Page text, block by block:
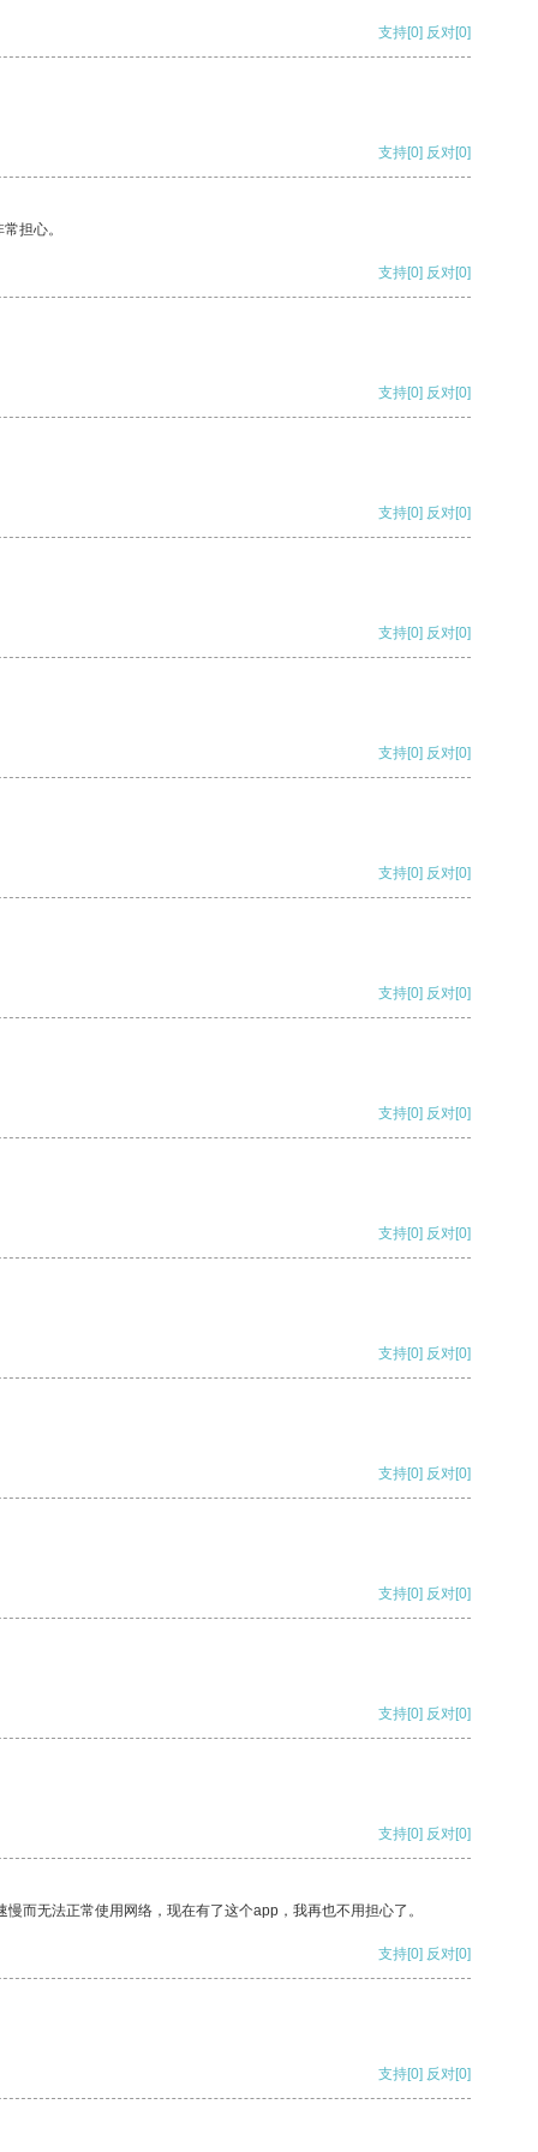
支持[0] 反对[0]
支持[0] 反对[0]
担心。
支持[0] 反对[0]
支持[0] 反对[0]
支持[0] 反对[0]
支持[0] 反对[0]
支持[0] 反对[0]
支持[0] 反对[0]
支持[0] 反对[0]
支持[0] 反对[0]
支持[0] 反对[0]
支持[0] 反对[0]
支持[0] 反对[0]
支持[0] 反对[0]
支持[0] 反对[0]
支持[0] 反对[0]
而无法正常使用网络，现在有了这个app，我再也不用担心了。
支持[0] 反对[0]
支持[0] 反对[0]